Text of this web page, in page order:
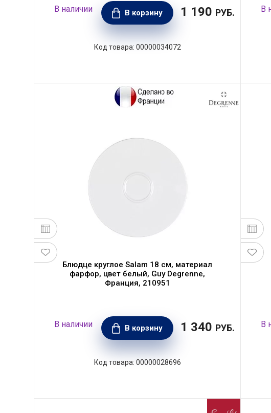
В корзину 1 190 РУБ.
00000034072
Блюдце круглое Salam 18 см, материал
фарфор, цвет белый, Guy Degrenne,
Франция, 210951
В корзину 1 340 РУБ.
00000028696